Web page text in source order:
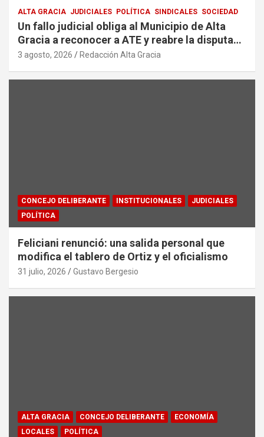
ALTA GRACIA JUDICIALES POLÍTICA SINDICALES SOCIEDAD
Un fallo judicial obliga al Municipio de Alta
Gracia a reconocer a ATE y reabre la disputa
por la representación sindical
3 agosto, 2026 Redacción Alta Gracia
CONCEJO DELIBERANTE INSTITUCIONALES
JUDICIALES
POLÍTICA
Feliciani renunció: una salida personal que
modifica el tablero de Ortiz y el oficialismo
31 julio, 2026 Gustavo Bergesio
ALTA GRACIA CONCEJO DELIBERANTE
ECONOMÍA
LOCALES
POLÍTICA